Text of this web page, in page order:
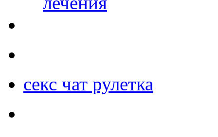
секс чат рулетка